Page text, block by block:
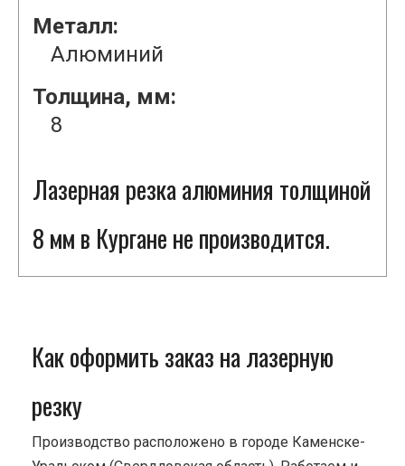
Металл:
Алюминий
Толщина, мм:
8
Лазерная резка алюминия толщиной
8 мм в Кургане не производится.
Как оформить заказ на лазерную
резку
Производство расположено в городе Каменске-